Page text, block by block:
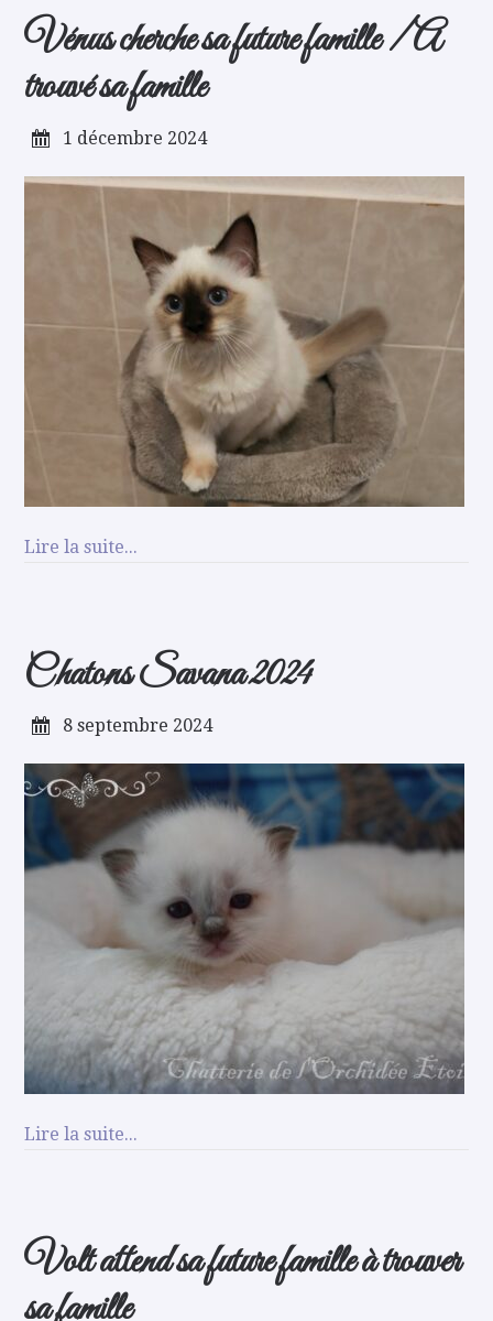
Vénus cherche sa future famille / A
trouvé sa famille
1 décembre 2024
Lire la suite...
Chatons Savana 2024
8 septembre 2024
Lire la suite...
Volt attend sa future famille à trouver
sa famille